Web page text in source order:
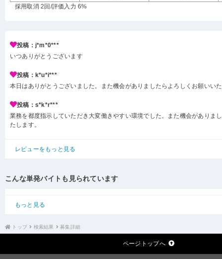
採用取消 2回 /評価入力 6%
投稿：j*m*0***
いつありがとうございます
投稿：k*u*i***
本日はありがとうございました。また機会がありましたらよろしくお願いい
投稿：s*k*r***
業務を都度指示していただき大変働きやすい環境でした。また機会がありま
たします。
レビューをもっと見る
こんな単発バイトも見られています
もっと見る
トップ 検索結果 募集詳細
ページトップへ